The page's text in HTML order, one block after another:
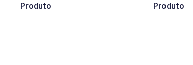
Produto
Produto